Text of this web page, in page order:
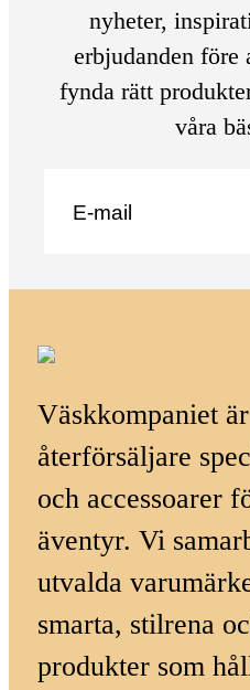
nyheter,
erbjudanden före
fynda rätt
våra
Väskkompaniet
återförsäljare
och accessoarer
äventyr. Vi
utvalda
smarta, stilrena
produkter som